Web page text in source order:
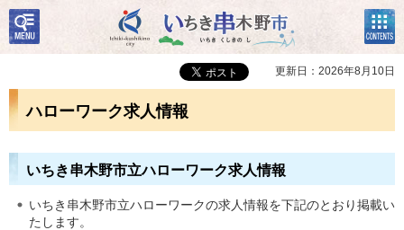
いちき串木野市
検
索・
共通
コン
テン
ツメ
ニュ
更新日：2026年8月10日
ハローワーク求人情報
いちき串木野市立ハローワーク求人情報
いちき串木野市立ハローワークの求人情報を下記のとおり掲載い
たします。